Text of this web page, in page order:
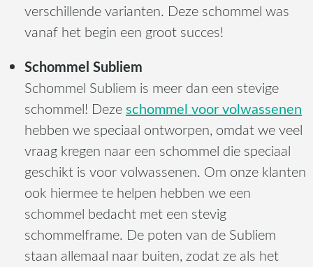
verschillende varianten. Deze schommel was
vanaf het begin een groot succes!
Schommel Subliem
Schommel Subliem is meer dan een stevige
schommel! Dezeschommel voor volwassenen
hebben we speciaal ontworpen, omdat we veel
vraag kregen naar een schommel die speciaal
geschikt is voor volwassenen. Om onze klanten
ook hiermee te helpen hebben we een
schommel bedacht met een stevig
schommelframe. De poten van de Subliem
staan allemaal naar buiten, zodat ze als het